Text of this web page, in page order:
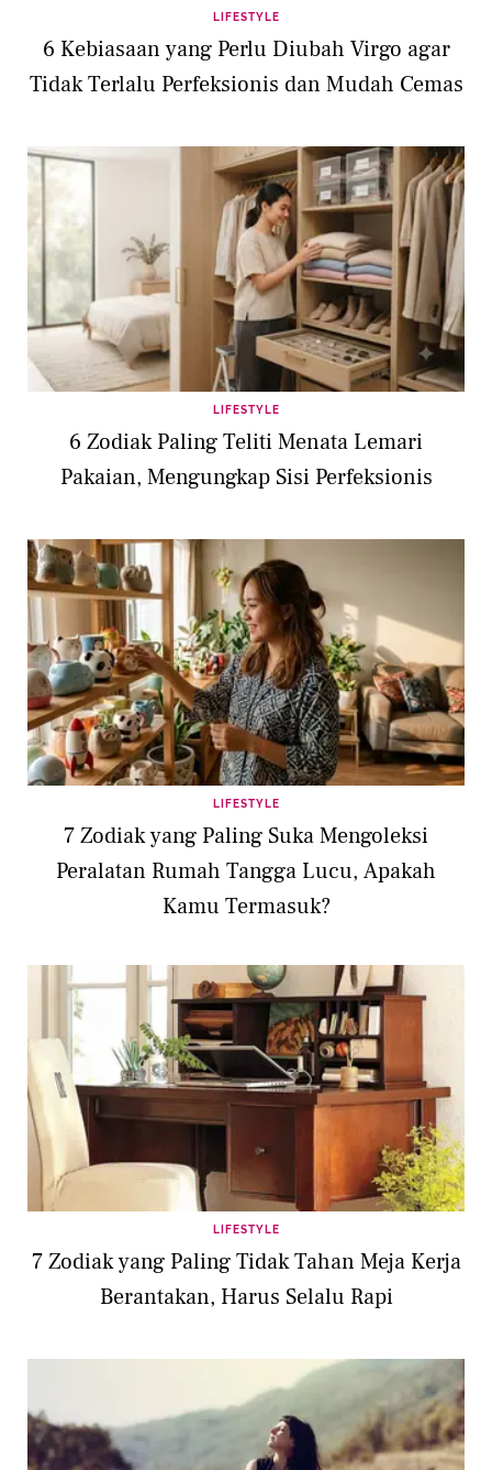
LIFESTYLE
6 Kebiasaan yang Perlu Diubah Virgo agar
Tidak Terlalu Perfeksionis dan Mudah Cemas
LIFESTYLE
6 Zodiak Paling Teliti Menata Lemari
Pakaian, Mengungkap Sisi Perfeksionis
LIFESTYLE
7 Zodiak yang Paling Suka Mengoleksi
Peralatan Rumah Tangga Lucu, Apakah
Kamu Termasuk?
LIFESTYLE
7 Zodiak yang Paling Tidak Tahan Meja Kerja
Berantakan, Harus Selalu Rapi